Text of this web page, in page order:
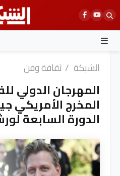
Skip
to
content
الشبكة / ثقافة وفن
المهرجان الدولي
المخرج الأمريكي
الدورة السابعة